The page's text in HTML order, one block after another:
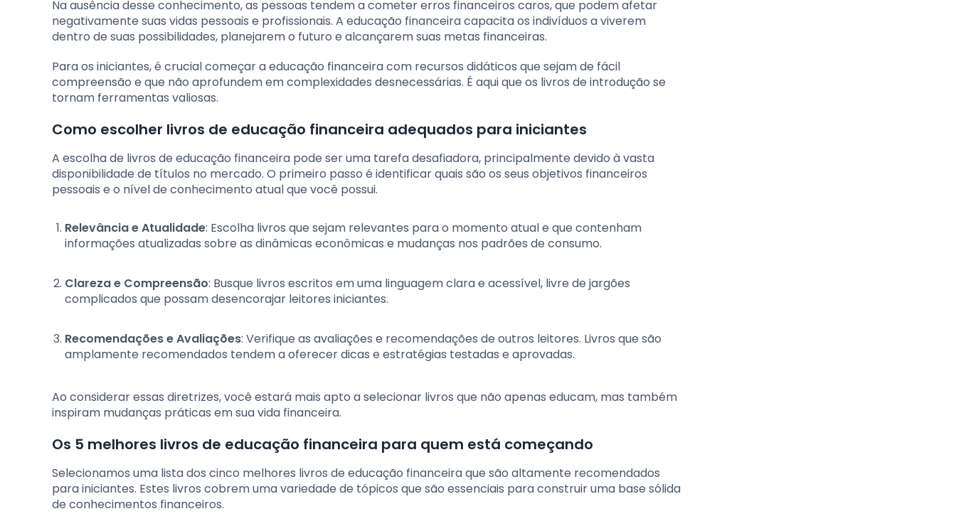
Na ausência desse conhecimento, as pessoas tendem a cometer erros financeiros caros, que podem afetar
negativamente suas vidas pessoais e profissionais. A educação financeira capacita os indivíduos a viverem
dentro de suas possibilidades, planejarem o futuro e alcançarem suas metas financeiras.
Para os iniciantes, é crucial começar a educação financeira com recursos didáticos que sejam de fácil
compreensão e que não aprofundem em complexidades desnecessárias. É aqui que os livros de introdução se
tornam ferramentas valiosas.
Como escolher livros de educação financeira adequados para iniciantes
A escolha de livros de educação financeira pode ser uma tarefa desafiadora, principalmente devido à vasta
disponibilidade de títulos no mercado. O primeiro passo é identificar quais são os seus objetivos financeiros
pessoais e o nível de conhecimento atual que você possui.
Relevância e Atualidade: Escolha livros que sejam relevantes para o momento atual e que contenham
informações atualizadas sobre as dinâmicas econômicas e mudanças nos padrões de consumo.
Clareza e Compreensão: Busque livros escritos em uma linguagem clara e acessível, livre de jargões
complicados que possam desencorajar leitores iniciantes.
Recomendações e Avaliações: Verifique as avaliações e recomendações de outros leitores. Livros que são
amplamente recomendados tendem a oferecer dicas e estratégias testadas e aprovadas.
Ao considerar essas diretrizes, você estará mais apto a selecionar livros que não apenas educam, mas também
inspiram mudanças práticas em sua vida financeira.
Os 5 melhores livros de educação financeira para quem está começando
Selecionamos uma lista dos cinco melhores livros de educação financeira que são altamente recomendados
para iniciantes. Estes livros cobrem uma variedade de tópicos que são essenciais para construir uma base sólida
de conhecimentos financeiros.